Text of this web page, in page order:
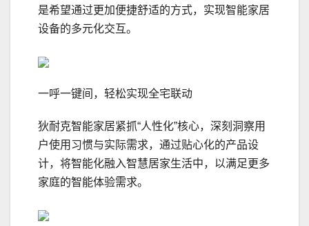
是希望通过更加便捷舒适的方式，实现智能家居
设备的多元化交互。
一呼一键间，轻松实现全宅联动
狄耐克智能家居紧抓“人性化”核心，深刻洞察用
户使用习惯与实际需求，通过贴心化的产品设
计，将智能化融入智慧居家生活中，以满足更多
家庭的智能体验需求。